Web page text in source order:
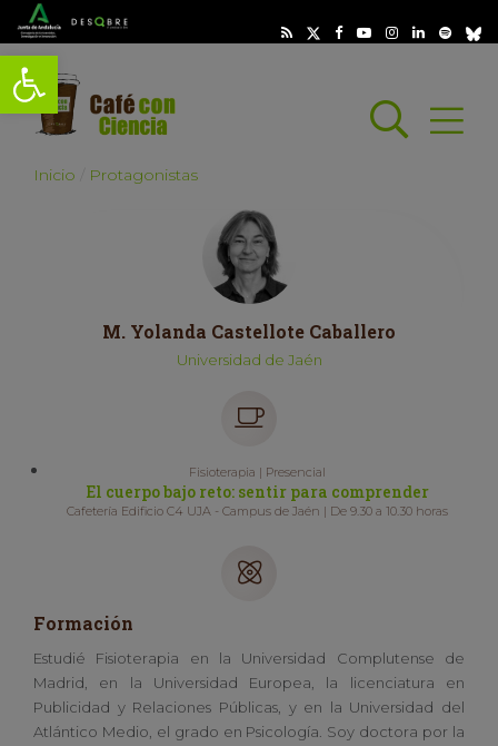
Abrir barra de herramientas
Abrir
Inicio Protagonistas
M. Yolanda Castellote Caballero
Universidad de Jaén
Fisioterapia | Presencial
El cuerpo bajo reto: sentir para comprender
Cafetería Edificio C4 UJA - Campus de Jaén | De 9.30 a 10.30 horas
Formación
Estudié Fisioterapia en la Universidad Complutense de
Madrid, en la Universidad Europea, la licenciatura en
Publicidad y Relaciones Públicas, y en la Universidad del
Atlántico Medio, el grado en Psicología. Soy doctora por la